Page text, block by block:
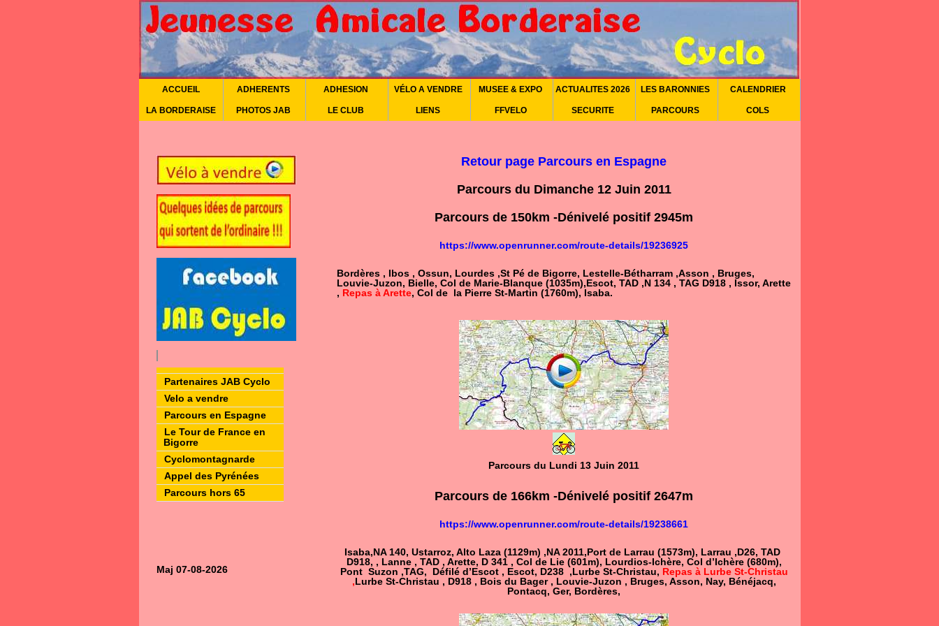
ACCUEIL ADHERENTS ADHESION VÉLO A VENDRE MUSEE & EXPO ACTUALITES 2026 LES BARONNIES CALENDRIER
LA BORDERAISE PHOTOS JAB LE CLUB LIENS FFVELO SECURITE PARCOURS COLS
Partenaires JAB Cyclo
Velo a vendre
Parcours en Espagne
Le Tour de France en
Bigorre
Cyclomontagnarde
Appel des Pyrénées
Parcours hors 65
Maj 07-08-2026
Retour page Parcours en Espagne
Parcours du Dimanche 12 Juin 2011
Parcours de 150km -Dénivelé positif 2945m
https://www.openrunner.com/route-details/19236925
Bordères , Ibos , Ossun, Lourdes ,St Pé de Bigorre, Lestelle-Bétharram ,Asson , Bruges,
Louvie-Juzon, Bielle, Col de Marie-Blanque (1035m),Escot, TAD ,N 134 , TAG D918 , Issor, Arette
, Repas à Arette, Col de la Pierre St-Martin (1760m), Isaba.
Parcours du Lundi 13 Juin 2011
Parcours de 166km -Dénivelé positif 2647m
https://www.openrunner.com/route-details/19238661
Isaba,NA 140, Ustarroz, Alto Laza (1129m) ,NA 2011,Port de Larrau (1573m), Larrau ,D26, TAD
D918, , Lanne , TAD , Arette, D 341 , Col de Lie (601m), Lourdios-Ichère, Col d’Ichère (680m),
Pont Suzon ,TAG, Défilé d’Escot , Escot, D238 ,Lurbe St-Christau, Repas à Lurbe St-Christau
,Lurbe St-Christau , D918 , Bois du Bager , Louvie-Juzon , Bruges, Asson, Nay, Bénéjacq,
Pontacq, Ger, Bordères,